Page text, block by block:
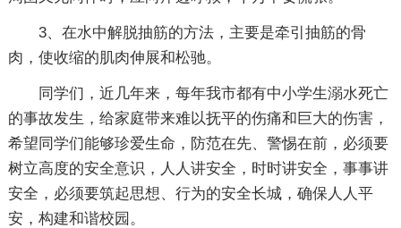
3、在水中解脱抽筋的方法，主要是牵引抽筋的骨
肉，使收缩的肌肉伸展和松驰。
同学们，近几年来，每年我市都有中小学生溺水死亡
的事故发生，给家庭带来难以抚平的伤痛和巨大的伤害，
希望同学们能够珍爱生命，防范在先、警惕在前，必须要
树立高度的安全意识，人人讲安全，时时讲安全，事事讲
安全，必须要筑起思想、行为的安全长城，确保人人平
安，构建和谐校园。